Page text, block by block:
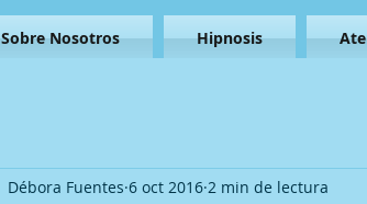
Sobre Nosotros Hipnosis
Débora Fuentes 6 oct 2016 2 min de lectura